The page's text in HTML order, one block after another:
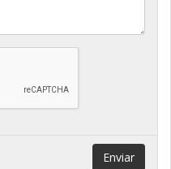
Enviar